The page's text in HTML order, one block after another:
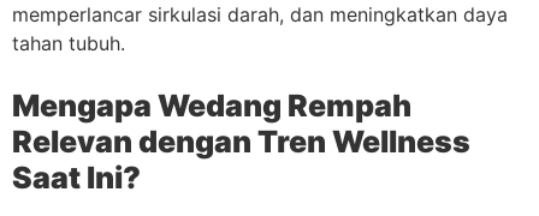
memperlancar sirkulasi darah, dan meningkatkan daya
tahan tubuh.
Mengapa Wedang Rempah
Relevan dengan Tren Wellness
Saat Ini?